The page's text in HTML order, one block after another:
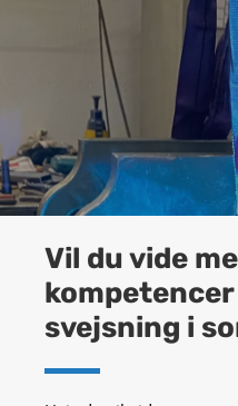
Vil du vide
svejsning i